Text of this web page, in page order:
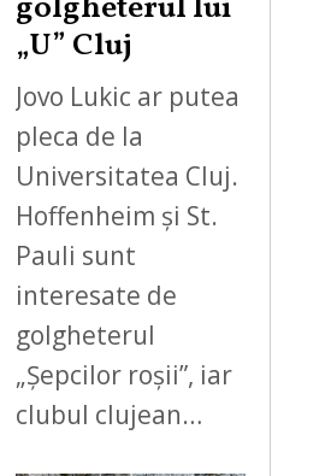
golgheterul lui
„U” Cluj
Jovo Lukic ar putea
pleca de la
Universitatea Cluj.
Hoffenheim și St.
Pauli sunt
interesate de
golgheterul
„Șepcilor roșii”, iar
clubul clujean…